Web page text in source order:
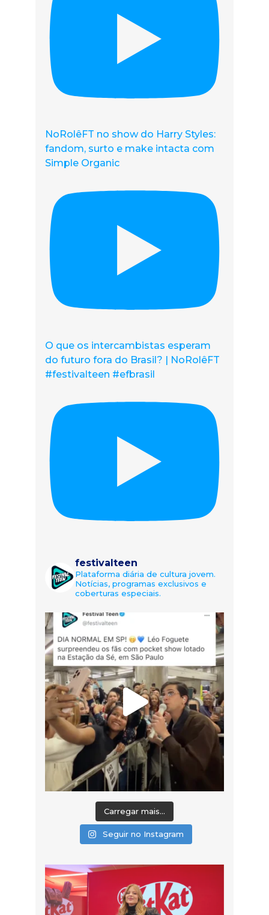
NoRolêFT no show do Harry Styles:
fandom, surto e make intacta com
Simple Organic
O que os intercambistas esperam
do futuro fora do Brasil? | NoRolêFT
#festivalteen #efbrasil
festivalteen
Plataforma diária de cultura jovem.
Notícias, programas exclusivos e
coberturas especiais.
Carregar mais...
Seguir no Instagram